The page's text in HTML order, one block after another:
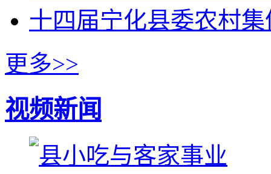
十四届宁化县委农村
更多>>
视频新闻